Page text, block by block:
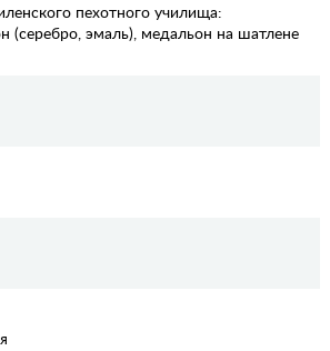
пехотного училища:
(серебро, эмаль), медальон на шатлене